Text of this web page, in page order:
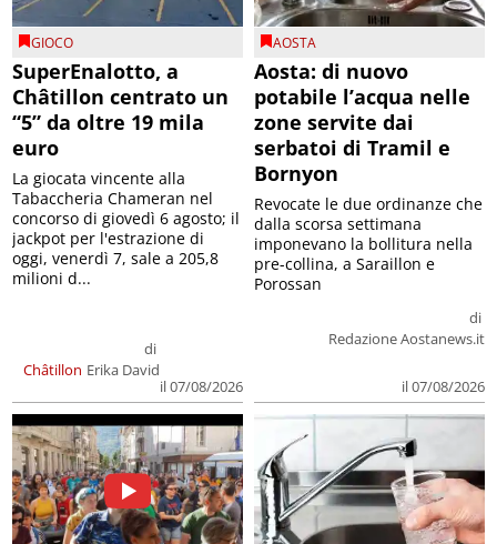
GIOCO
SuperEnalotto, a
Châtillon centrato un
“5” da oltre 19 mila
euro
Châtillon
di
Erika David
il 07/08/2026
La giocata vincente alla
Tabaccheria Chameran nel
concorso di giovedì 6 agosto; il
jackpot per l'estrazione di
oggi, venerdì 7, sale a 205,8
milioni d...
AOSTA
Aosta: di nuovo
potabile l’acqua nelle
zone servite dai
serbatoi di Tramil e
Bornyon
di
Redazione Aostanews.it
il 07/08/2026
Revocate le due ordinanze che
dalla scorsa settimana
imponevano la bollitura nella
pre-collina, a Saraillon e
Porossan